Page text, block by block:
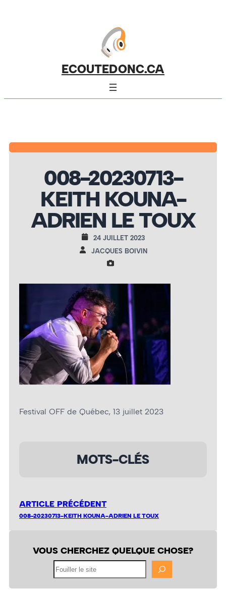
ECOUTEDONC.CA
008-20230713-
KEITH KOUNA-
ADRIEN LE TOUX
24 JUILLET 2023
JACQUES BOIVIN
Festival OFF de Québec, 13 juillet 2023
MOTS-CLÉS
ARTICLE PRÉCÉDENT
008-20230713-KEITH KOUNA-ADRIEN LE TOUX
VOUS CHERCHEZ QUELQUE CHOSE?